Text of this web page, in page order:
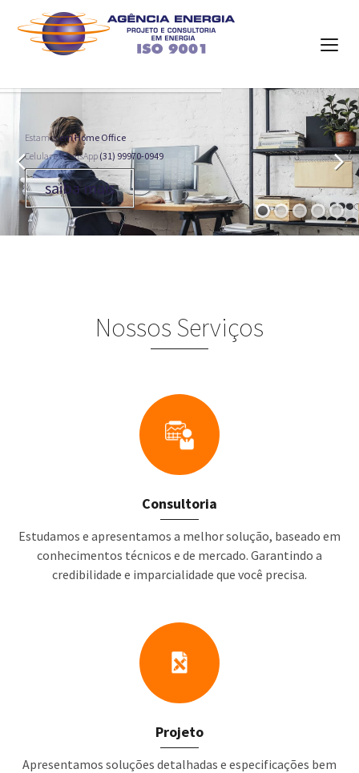
Estamosem Home Office
Celular e WhatsApp(31) 99970-0949
saiba mais
Nossos Serviços
Consultoria
Estudamos e apresentamos a melhor solução, baseado em
conhecimentos técnicos e de mercado. Garantindo a
credibilidade e imparcialidade que você precisa.
Projeto
Apresentamos soluções detalhadas e especificações bem